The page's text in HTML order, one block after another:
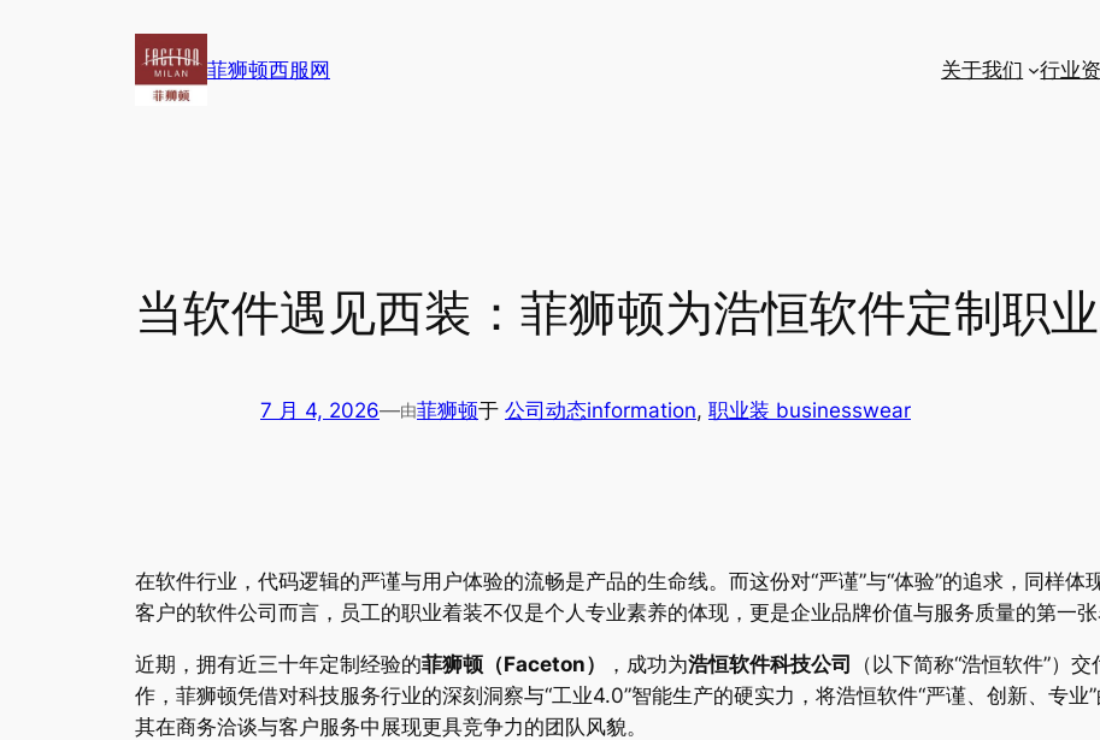
菲狮顿西服网 关于我们 行业
当软件遇见西装：菲狮顿为浩恒软件定制职
7 月 4, 2026—由菲狮顿于 公司动态information, 职业装 businesswear
在软件行业，代码逻辑的严谨与用户体验的流畅是产品的生命线。而这份对“严谨”与“体验”的追求，同样
客户的软件公司而言，员工的职业着装不仅是个人专业素养的体现，更是企业品牌价值与服务质量的第一张
近期，拥有近三十年定制经验的菲狮顿（Faceton） ，成功为浩恒软件科技公司
（以下简称“浩恒软件”）
作，菲狮顿凭借对科技服务行业的深刻洞察与“工业4.0”智能生产的硬实力，将浩恒软件“严谨、创新、专
其在商务洽谈与客户服务中展现更具竞争力的团队风貌。